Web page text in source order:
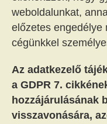
weboldalunkat,
előzetes engedélye
cégünkkel
Az adatkezelő
a GDPR 7.
hozzájárulásának
visszavonására,